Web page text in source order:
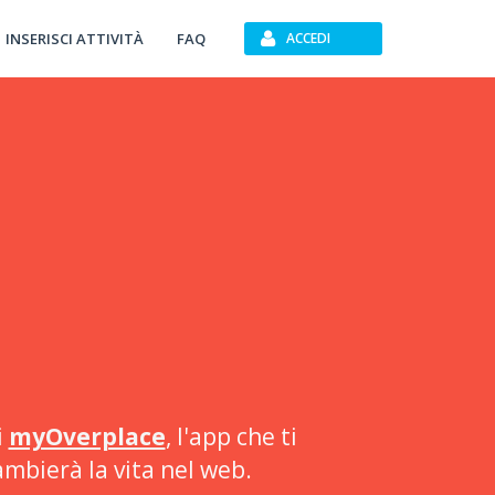
INSERISCI ATTIVITÀ FAQ ACCEDI
myOverplace, l'app che ti
la vita nel web.